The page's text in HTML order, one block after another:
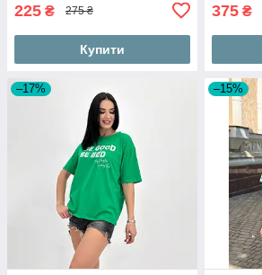
225 ₴ 275 ₴
Купити
375 ₴
–17% –15%